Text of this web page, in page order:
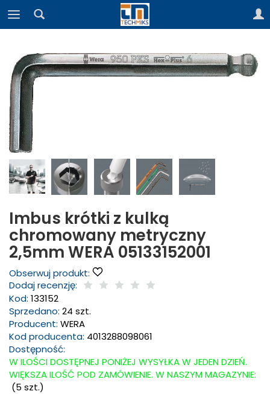
Imbus krótki z kulką
chromowany metryczny
2,5mm WERA 05133152001
Obserwuj produkt:
Dodaj recenzję:
Kod: 133152
Sprzedano: 24 szt.
Producent: WERA
Kod producenta: 4013288098061
Dostępność:
W ILOŚCI DOSTĘPNEJ PONIŻEJ WYSYŁKA W JEDEN DZIEŃ.
WIĘKSZA ILOŚĆ POD ZAMÓWIENIE. W NASZYM MAGAZYNIE:
(5 szt.)